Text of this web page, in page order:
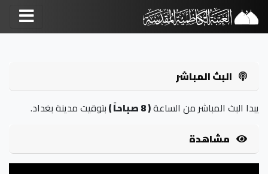
البث المباشر
يبدا البث المباشر من الساعة( 8 صباحاً )
بتوقيت مدينة بغداد.
مشاهدة